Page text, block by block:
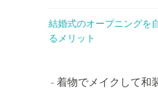
結婚式のオープニングを
るメリット
着物でメイクして和